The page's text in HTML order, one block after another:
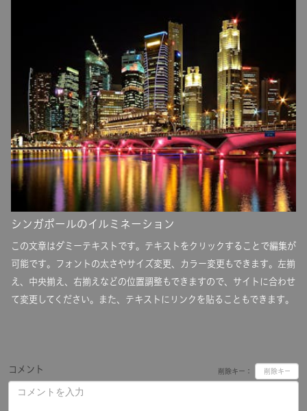
シンガポールのイルミネーション
この文章はダミーテキストです。テキストをクリックすることで編集が
可能です。フォントの太さやサイズ変更、カラー変更もできます。左揃
え、中央揃え、右揃えなどの位置調整もできますので、サイトに合わせ
て変更してください。また、テキストにリンクを貼ることもできます。
コメント 削除キー：